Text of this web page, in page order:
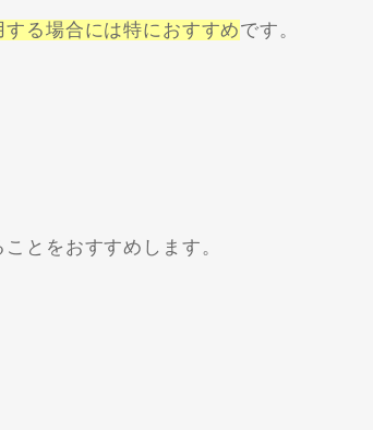
る場合には特におすすめです。
とをおすすめします。